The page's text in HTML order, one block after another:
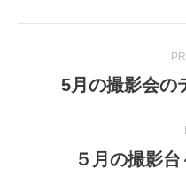
navigation
5月の撮影会の
５月の撮影